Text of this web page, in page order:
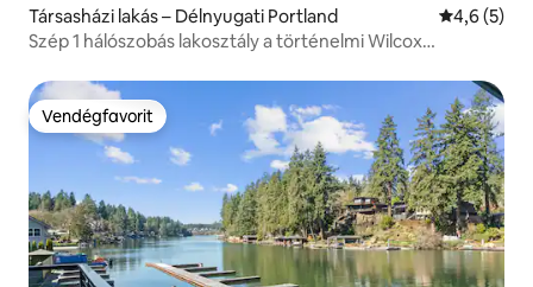
Társasházi lakás – Délnyugati Portland Átlagos
4,6 (5)
Szép 1 hálószobás lakosztály a történelmi Wilcox
Vendégfavorit
Vendégfavorit